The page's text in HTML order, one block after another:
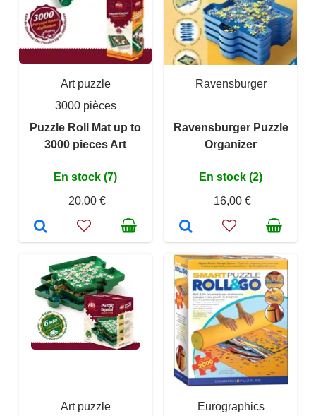
Art puzzle
3000 pièces
Puzzle Roll Mat up to
3000 pieces Art
En stock (7)
20,00 €
Ravensburger
Ravensburger Puzzle
Organizer
En stock (2)
16,00 €
Art puzzle
Eurographics